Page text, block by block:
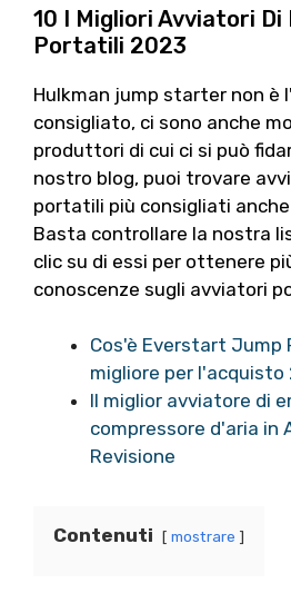
10 I Migliori Avviatori Di
Portatili 2023
Hulkman jump starter non è
consigliato, ci sono anche
produttori di cui ci si può
nostro blog, puoi trovare
portatili più consigliati
Basta controllare la nostra
clic su di essi per ottenere
conoscenze sugli avviatori
Cos'è Everstart Jump
migliore per l'acquisto
Il miglior avviatore di
compressore d'aria in
Revisione
Contenuti mostrare